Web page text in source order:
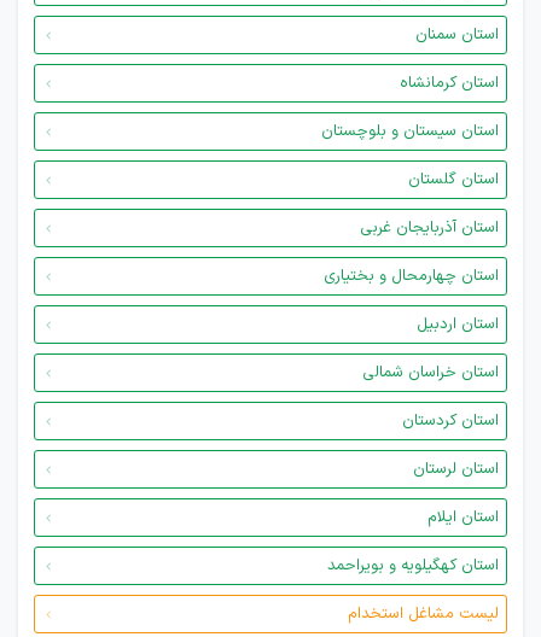
استان سمنان
استان کرمانشاه
استان سیستان و بلوچستان
استان گلستان
استان آذربایجان غربی
استان چهارمحال و بختیاری
استان اردبیل
استان خراسان شمالی
استان کردستان
استان لرستان
استان ایلام
استان کهگیلویه و بویراحمد
لیست مشاغل استخدام